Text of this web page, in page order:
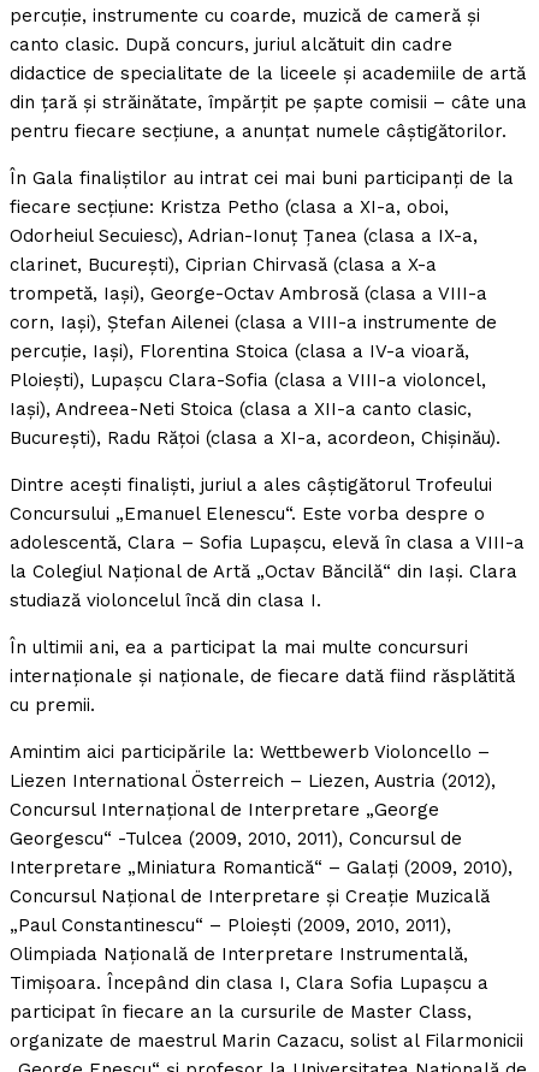
percuţie, instrumente cu coarde, muzică de cameră şi
canto clasic. După concurs, juriul alcătuit din cadre
didactice de specialitate de la liceele şi academiile de artă
din ţară şi străinătate, împărţit pe şapte comisii – câte una
pentru fiecare secţiune, a anunţat numele câştigătorilor.
În Gala finaliştilor au intrat cei mai buni participanţi de la
fiecare secţiune: Kristza Petho (clasa a XI-a, oboi,
Odorheiul Secuiesc), Adrian-Ionuţ Ţanea (clasa a IX-a,
clarinet, Bucureşti), Ciprian Chirvasă (clasa a X-a
trompetă, Iaşi), George-Octav Ambrosă (clasa a VIII-a
corn, Iaşi), Ştefan Ailenei (clasa a VIII-a instrumente de
percuţie, Iaşi), Florentina Stoica (clasa a IV-a vioară,
Ploieşti), Lupaşcu Clara-Sofia (clasa a VIII-a violoncel,
Iaşi), Andreea-Neti Stoica (clasa a XII-a canto clasic,
Bucureşti), Radu Răţoi (clasa a XI-a, acordeon, Chişinău).
Dintre aceşti finalişti, juriul a ales câştigătorul Trofeului
Concursului „Emanuel Elenescu“. Este vorba despre o
adolescentă, Clara – Sofia Lupaşcu, elevă în clasa a VIII-a
la Colegiul Naţional de Artă „Octav Băncilă“ din Iaşi. Clara
studiază violoncelul încă din clasa I.
În ultimii ani, ea a participat la mai multe concursuri
internaţionale şi naţionale, de fiecare dată fiind răsplătită
cu premii.
Amintim aici participările la: Wettbewerb Violoncello –
Liezen International Österreich – Liezen, Austria (2012),
Concursul Internaţional de Interpretare „George
Georgescu“ -Tulcea (2009, 2010, 2011), Concursul de
Interpretare „Miniatura Romantică“ – Galaţi (2009, 2010),
Concursul Naţional de Interpretare şi Creaţie Muzicală
„Paul Constantinescu“ – Ploieşti (2009, 2010, 2011),
Olimpiada Naţională de Interpretare Instrumentală,
Timişoara. Începând din clasa I, Clara Sofia Lupaşcu a
participat în fiecare an la cursurile de Master Class,
organizate de maestrul Marin Cazacu, solist al Filarmonicii